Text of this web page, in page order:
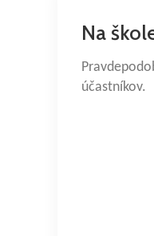
Na
účastníkov.